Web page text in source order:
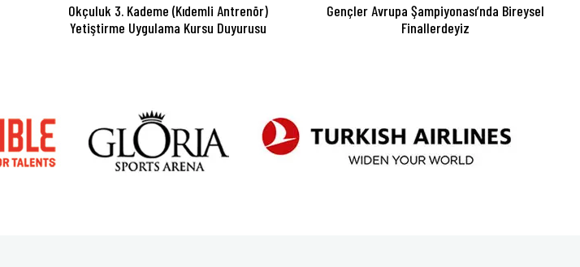
Okçuluk 3. Kademe (Kıdemli Antrenör)
Yetiştirme Uygulama Kursu Duyurusu
Gençler Avrupa Şampiyonası’nda Bireysel
Finallerdeyiz